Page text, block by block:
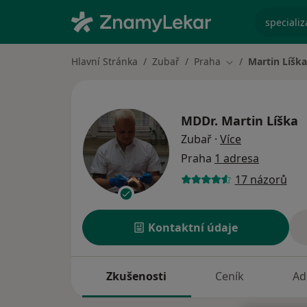
Hlavní Stránka Zubař Praha Změna města
Martin Líška
MDDr. Martin Líška
Zubař · Více
Praha 1 adresa
17 názorů
Kontaktní údaje
Zkušenosti Ceník